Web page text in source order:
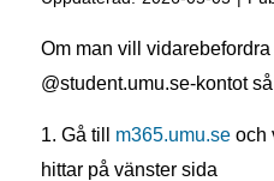
Om man vill
@student.umu.se-kontot
1. Gå till m365.umu.seoch
hittar på vänster sida